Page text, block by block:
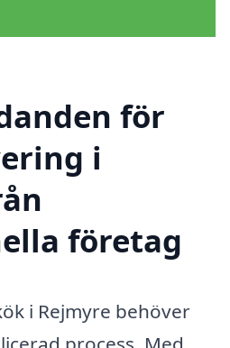
för
i
företag
i Rejmyre behöver